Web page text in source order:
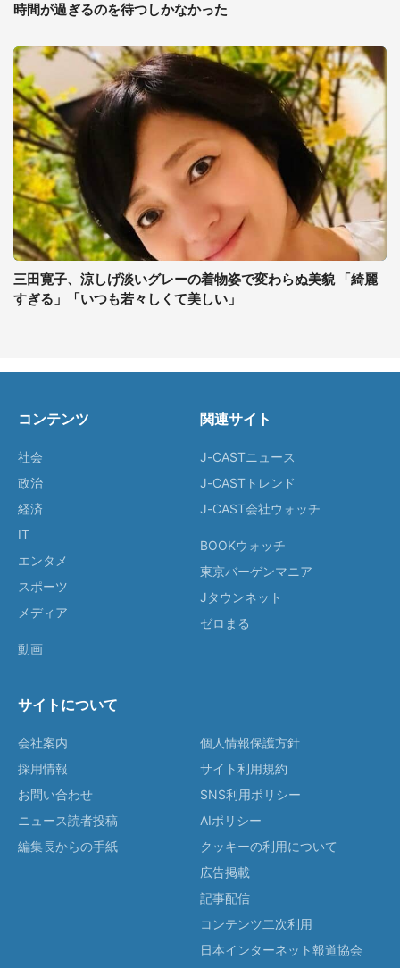
時間が過ぎるのを待つしかなかった
三田寛子、涼しげ淡いグレーの着物姿で変わらぬ美貌 「綺麗
すぎる」「いつも若々しくて美しい」
コンテンツ
社会
政治
経済
IT
エンタメ
スポーツ
メディア
動画
関連サイト
J-CASTニュース
J-CASTトレンド
J-CAST会社ウォッチ
BOOKウォッチ
東京バーゲンマニア
Jタウンネット
ゼロまる
サイトについて
会社案内
採用情報
お問い合わせ
ニュース読者投稿
編集長からの手紙
個人情報保護方針
サイト利用規約
SNS利用ポリシー
AIポリシー
クッキーの利用について
広告掲載
記事配信
コンテンツ二次利用
日本インターネット報道協会